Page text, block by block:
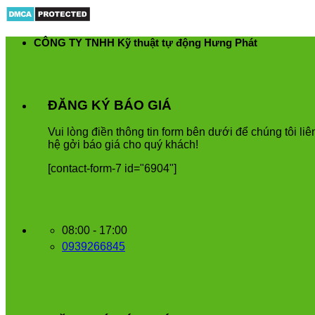
content
CÔNG TY TNHH Kỹ thuật tự động Hưng Phát
ĐĂNG KÝ BÁO GIÁ
Vui òng điền thông tin form bên dưới để chúng tôi liê
hệ gởi báo giá cho quý khách!
[contact-form-7 id="6904"]
08:00 - 17:00
0939266845